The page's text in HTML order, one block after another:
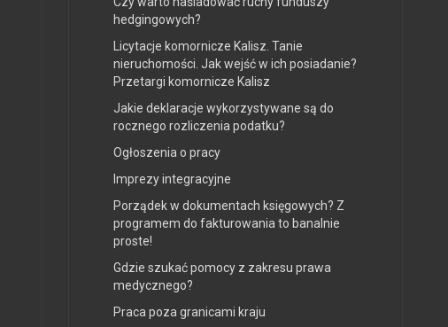
hedgingowych?
Licytacje komornicze Kalisz. Tanie
nieruchomości. Jak wejść w ich posiadanie?
Przetargi komornicze Kalisz
Jakie deklaracje wykorzystywane są do
rocznego rozliczenia podatku?
Ogłoszenia o pracy
Imprezy integracyjne
Porządek w dokumentach księgowych? Z
programem do fakturowania to banalnie
proste!
Gdzie szukać pomocy z zakresu prawa
medycznego?
Praca poza granicami kraju